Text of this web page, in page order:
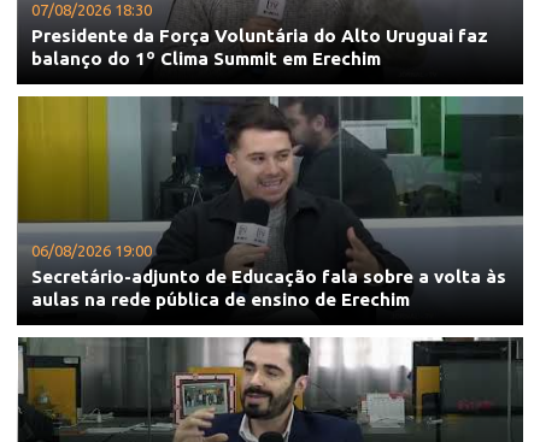
07/08/2026 18:30
Presidente da Força Voluntária do Alto Uruguai faz
balanço do 1º Clima Summit em Erechim
06/08/2026 19:00
Secretário-adjunto de Educação fala sobre a volta às
aulas na rede pública de ensino de Erechim